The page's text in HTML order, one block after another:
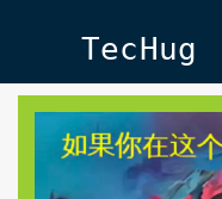
TecHug